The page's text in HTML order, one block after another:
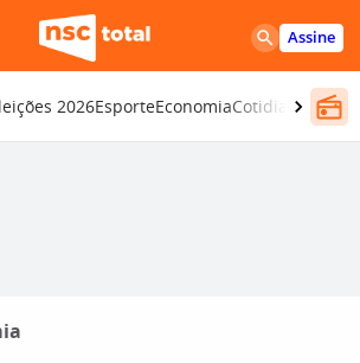
Assine
2026EsporteEconomiaCotidiano